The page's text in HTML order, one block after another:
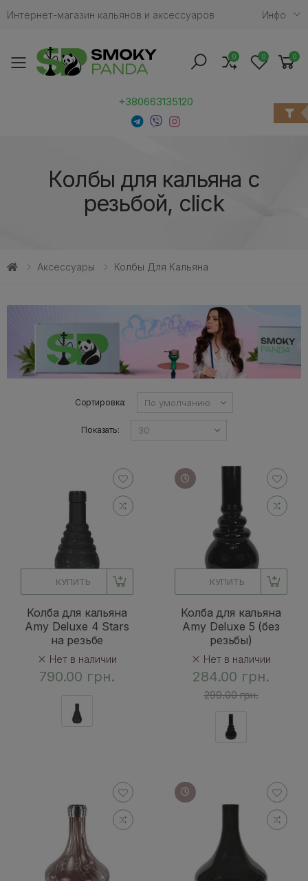
Интернет-магазин кальянов и аксессуаров Инфо
Toggle mobile menu
+380663135120
0 0 0
Колбы для кальяна с
резьбой, click
Аксессуары Колбы Для Кальяна
Сортировка:
Показать:
КУПИТЬ
Колба для кальяна
Amy Deluxe 4 Stars
на резьбе
Нет в наличии
790.00 грн.
КУПИТЬ
Колба для кальяна
Amy Deluxe 5 (без
резьбы)
Нет в наличии
284.00 грн.
299.00 грн.